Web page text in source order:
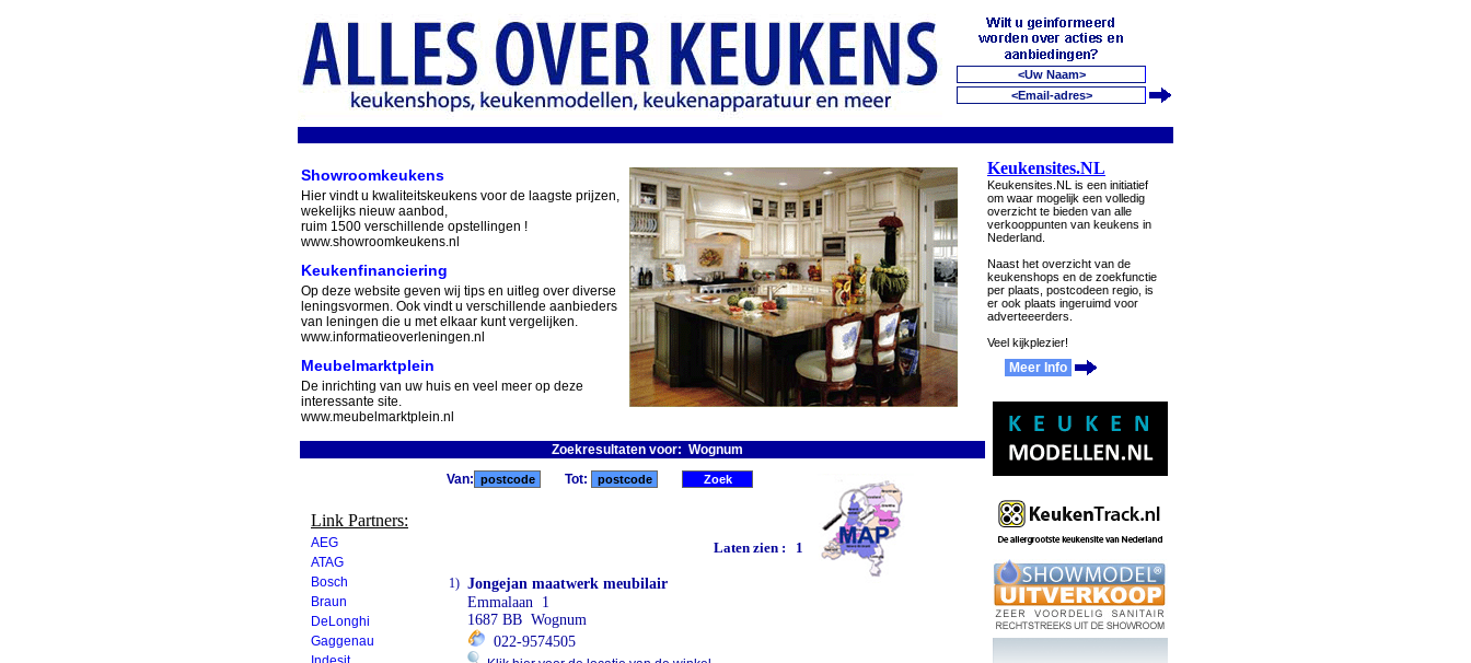
Showroomkeukens
Hier vindt u kwaliteitskeukens voor de laagste prijzen,
wekelijks nieuw aanbod,
ruim 1500 verschillende opstellingen !
www.showroomkeukens.nl
Keukenfinanciering
Op deze website geven wij tips en uitleg over diverse
leningsvormen. Ook vindt u verschillende aanbieders
van leningen die u met elkaar kunt vergelijken.
www.informatieoverleningen.nl
Meubelmarktplein
De inrichting van uw huis en veel meer op deze
interessante site.
www.meubelmarktplein.nl
Zoekresultaten voor: Wognum
Link Partners:
AEG
ATAG
Bosch
Braun
DeLonghi
Gaggenau
Van: Tot:
Laten zien : 1
1) Jongejan maatwerk meubilair
Emmalaan 1
1687 BB Wognum
022-9574505
Keukensites.NL
Keukensites.NL is een initiatief
om waar mogelijk een volledig
overzicht te bieden van alle
verkooppunten van keukens in
Nederland.
Naast het overzicht van de
keukenshops en de zoekfunctie
per plaats, postcodeen regio, is
er ook plaats ingeruimd voor
adverteeerders.
Veel kijkplezier!
Meer Info